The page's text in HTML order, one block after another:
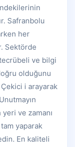
Safranbolu
her
Sektörde
ve bilgi
olduğunu
i arayarak
ve zamanı
tam yaparak
En kaliteli